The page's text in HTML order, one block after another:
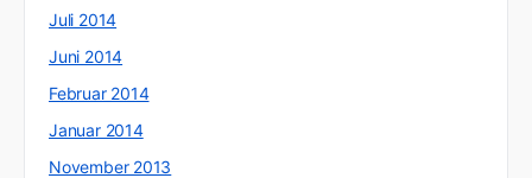
Juli 2014
Juni 2014
Februar 2014
Januar 2014
November 2013